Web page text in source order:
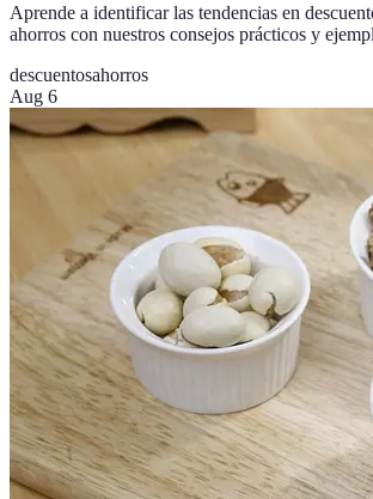
Aprende a identificar las tendencias en
ahorros con nuestros consejos prácticos y
descuentosahorros
Aug 6